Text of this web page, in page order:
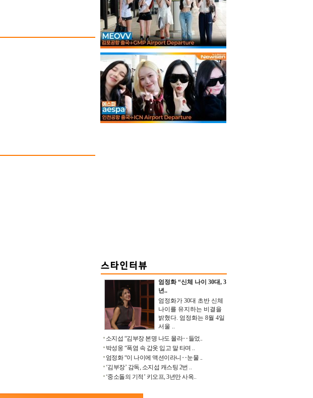
엄정화 “신체 나이 30대, 3
년..
엄정화가 30대 초반 신체
나이를 유지하는 비결을
밝혔다. 엄정화는 8월 4일
서울 ..
소지섭 “김부장 본명 나도 몰라‥들었..
박성웅 “폭염 속 갑옷 입고 말 타며 ..
엄정화 “이 나이에 액션이라니‥눈물 ..
‘김부장’ 감독, 소지섭 캐스팅 2번 ..
‘중소돌의 기적’ 키오프, 3년만 사옥..